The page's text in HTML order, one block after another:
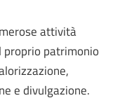
attività
patrimonio
e divulgazione.